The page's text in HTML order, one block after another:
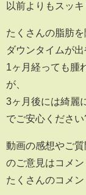
以前よりもスッ
たくさんの脂肪
ダウンタイムが
1ヶ月経っても腫
が、
3ヶ月後には綺麗
でご安心ください
動画の感想やご
のご意見はコメン
たくさんのコメン